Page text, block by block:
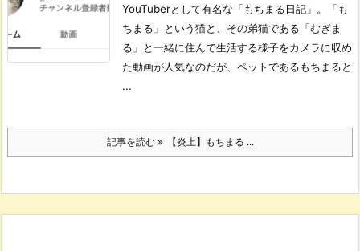
YouTuberとして有名な「もちまる日記」。「も
ちまる」という猫と、その弟猫である「むぎま
る」と一緒に住んで生活する様子をカメラに収め
た動画が人気なのだが、ペットであるもちまると
...
記事を読む 【炎上】もちまる ...